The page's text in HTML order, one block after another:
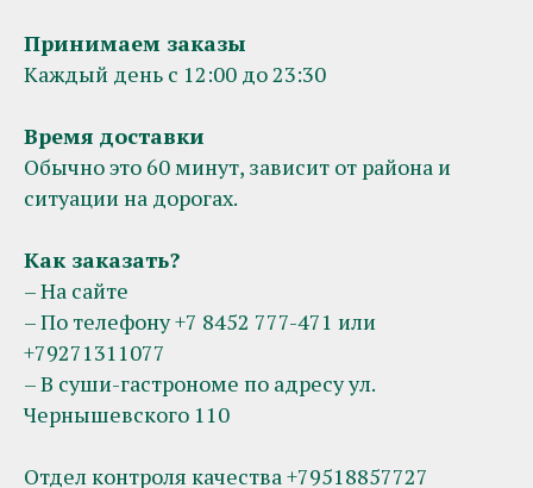
Принимаем заказы
Каждый день с 12:00 до 23:30
Время доставки
Обычно это 60 минут, зависит от района и
ситуации на дорогах.
Как заказать?
– На сайте
– По телефону +7 8452 777-471 или
+79271311077
– В суши-гастрономе по адресу ул.
Чернышевского 110
Отдел контроля качества +79518857727